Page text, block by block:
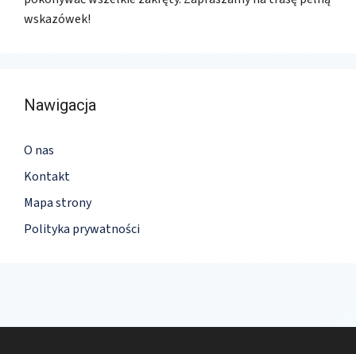
wskazówek!
Nawigacja
O nas
Kontakt
Mapa strony
Polityka prywatności